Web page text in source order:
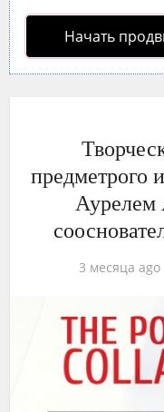
Начать
предметрого
Аурелем
3 месяца ago